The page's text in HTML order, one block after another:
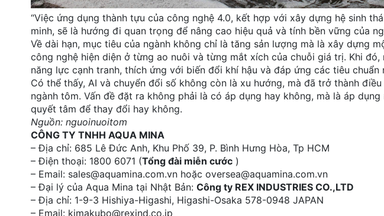
“Việc ứng dụng thành tựu của công nghệ 4.0, kết hợp với xây dựng hệ sinh
minh, sẽ là hướng đi quan trọng để nâng cao hiệu quả và tính bền vững của
Về dài hạn, mục tiêu của ngành không chỉ là tăng sản lượng mà là xây dựng
công nghệ hiện diện ở từng ao nuôi và từng mắt xích của chuỗi giá trị. Khi
năng lực cạnh tranh, thích ứng với biến đổi khí hậu và đáp ứng các tiêu
Có thể thấy, AI và chuyển đổi số không còn là xu hướng, mà đã trở thành
ngành tôm. Vấn đề đặt ra không phải là có áp dụng hay không, mà là áp
quyết tâm để thay đổi hay không.
Nguồn: nguoinuoitom
CÔNG TY TNHH AQUA MINA
– Địa chỉ: 685 Lê Đức Anh, Khu Phố 39, P. Bình Hưng Hòa, Tp HCM
– Điện thoại: 1800 6071 (Tổng đài miễn cước )
– Email: sales@aquamina.com.vn hoặc oversea@aquamina.com.vn
– Đại lý của Aqua Mina tại Nhật Bản: Công ty REX INDUSTRIES CO.,LTD
– Địa chỉ: 1-9-3 Hishiya-Higashi, Higashi-Osaka 578-0948 JAPAN
– Email: kimakubo@rexind.co.jp